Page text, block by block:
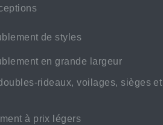
de styles
en grande largeur
rideaux, voilages, sièges et
à prix légers